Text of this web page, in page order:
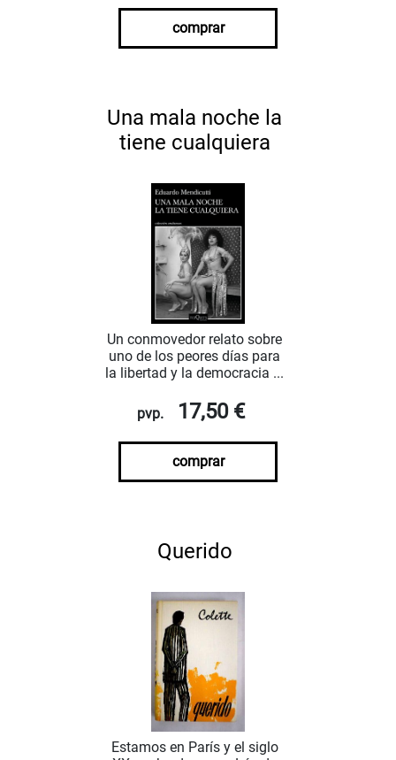
comprar
Una mala noche la
tiene cualquiera
Un conmovedor relato sobre
uno de los peores días para
la libertad y la democracia ...
pvp. 17,50 €
comprar
Querido
Estamos en París y el siglo